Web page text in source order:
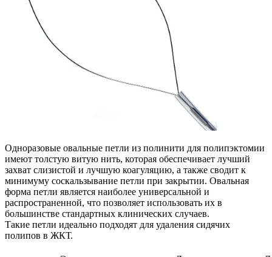
Одноразовые овальные петли из полинити для полипэктомии
имеют толстую витую нить, которая обеспечивает лучший
захват слизистой и лучшую коагуляцию, а также сводит к
минимуму соскальзывание петли при закрытии. Овальная
форма петли является наиболее универсальной и
распространенной, что позволяет использовать их в
большинстве стандартных клинических случаев.
Такие петли идеально подходят для удаления сидячих
полипов в ЖКТ.